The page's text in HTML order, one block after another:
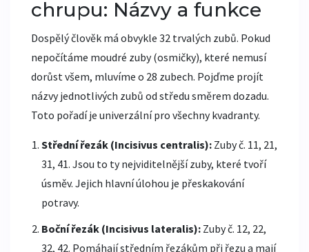
chrupu: Názvy a funkce
Dospělý člověk má obvykle 32 trvalých zubů. Pokud
nepočítáme moudré zuby (osmičky), které nemusí
dorůst všem, mluvíme o 28 zubech. Pojďme projít
názvy jednotlivých zubů od středu směrem dozadu.
Toto pořadí je univerzální pro všechny kvadranty.
Střední řezák (Incisivus centralis): Zuby č. 11, 21,
31, 41. Jsou to ty nejviditelnější zuby, které tvoří
úsměv. Jejich hlavní úlohou je přeskakování
potravy.
Boční řezák (Incisivus lateralis): Zuby č. 12, 22,
32, 42. Pomáhají středním řezákům při řezu a mají